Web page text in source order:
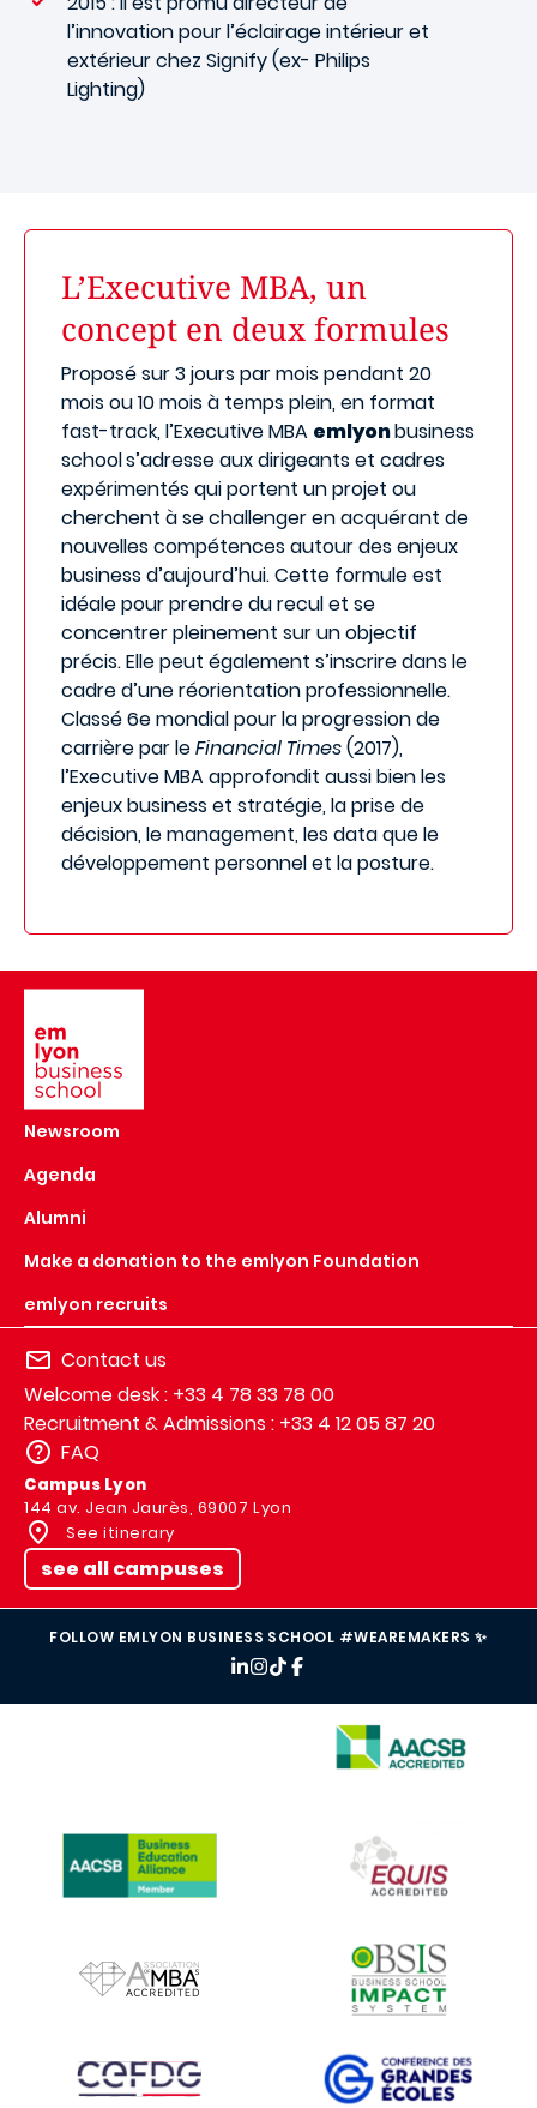
l’innovation pour l’éclairage intérieur et
extérieur chez Signify (ex- Philips
Lighting)
L’Executive MBA, un
concept en deux formules
Proposé sur 3 jours par mois pendant 20
mois ou 10 mois à temps plein, en format
fast-track, l’Executive MBA emlyonbusiness
schools’adresse aux dirigeants et cadres
expérimentés qui portent un projet ou
cherchent à se challenger en acquérant de
nouvelles compétences autour des enjeux
business d’aujourd’hui. Cette formule est
idéale pour prendre du recul et se
concentrer pleinement sur un objectif
précis. Elle peut également s’inscrire dans le
cadre d’une réorientation professionnelle.
Classé 6e mondial pour la progression de
carrière par leFinancial Times(2017),
l’Executive MBA approfondit aussi bien les
enjeux business et stratégie, la prise de
décision, le management, les data que le
développement personnel et la posture.
Newsroom
Agenda
Alumni
Make a donation to the emlyon Foundation
emlyon recruits
Contact us
Welcome desk : +33 4 78 33 78 00
Recruitment & Admissions : +33 4 12 05 87 20
FAQ
Campus Lyon
144 av. Jean Jaurès, 69007 Lyon
See itinerary
see all campuses
FOLLOW EMLYON BUSINESS SCHOOL #WEAREMAKERS ✨
IMAGE
IMAGE
IMAGE